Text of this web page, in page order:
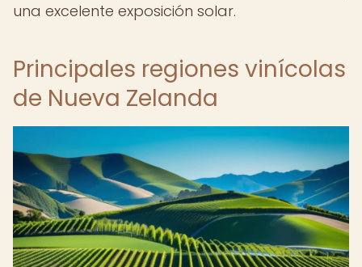
una excelente exposición solar.
Principales regiones vinícolas
de Nueva Zelanda